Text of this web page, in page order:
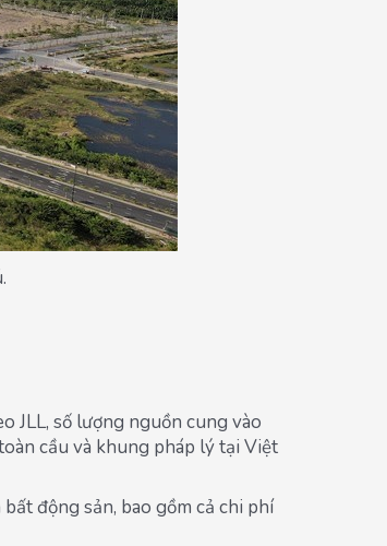
JLL, số lượng nguồn cung vào
cầu và khung pháp lý tại Việt
động sản, bao gồm cả chi phí